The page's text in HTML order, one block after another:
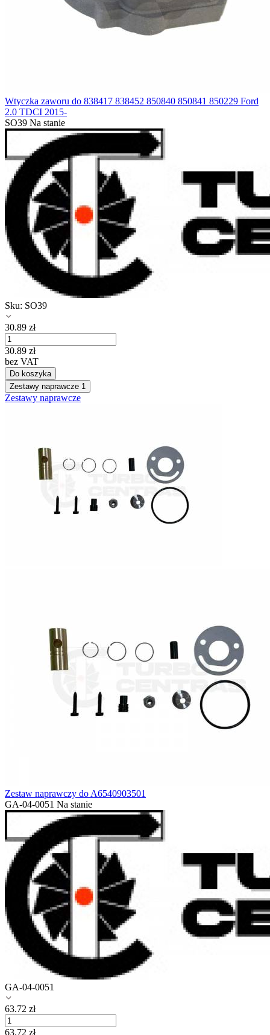
Wtyczka zaworu do 838417 838452 850840 850841 850229 Ford
2.0 TDCI 2015-
SO39 Na stanie
Sku: SO39
30.89 zł
30.89 zł
bez VAT
Do koszyka
Zestawy naprawcze 1
Zestawy naprawcze
Zestaw naprawczy do A6540903501
GA-04-0051 Na stanie
GA-04-0051
63.72 zł
63.72 zł